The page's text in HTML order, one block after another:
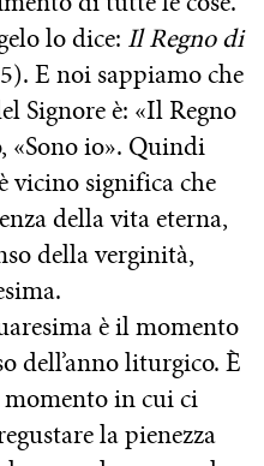
lo dice: Il Regno di
E noi sappiamo che
Signore è: «Il Regno
«Sono io». Quindi
vicino significa che
della vita eterna,
della verginità,
è il momento
dell’anno liturgico. È
in cui ci
la pienezza